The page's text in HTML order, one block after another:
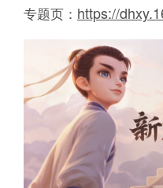
专题页： https://